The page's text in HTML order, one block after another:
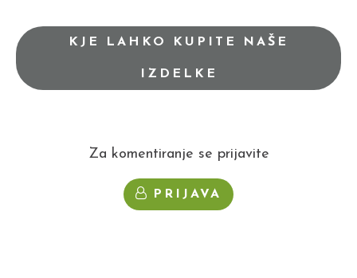
KJE LAHKO KUPITE NAŠE
IZDELKE
Za komentiranje se prijavite
PRIJAVA